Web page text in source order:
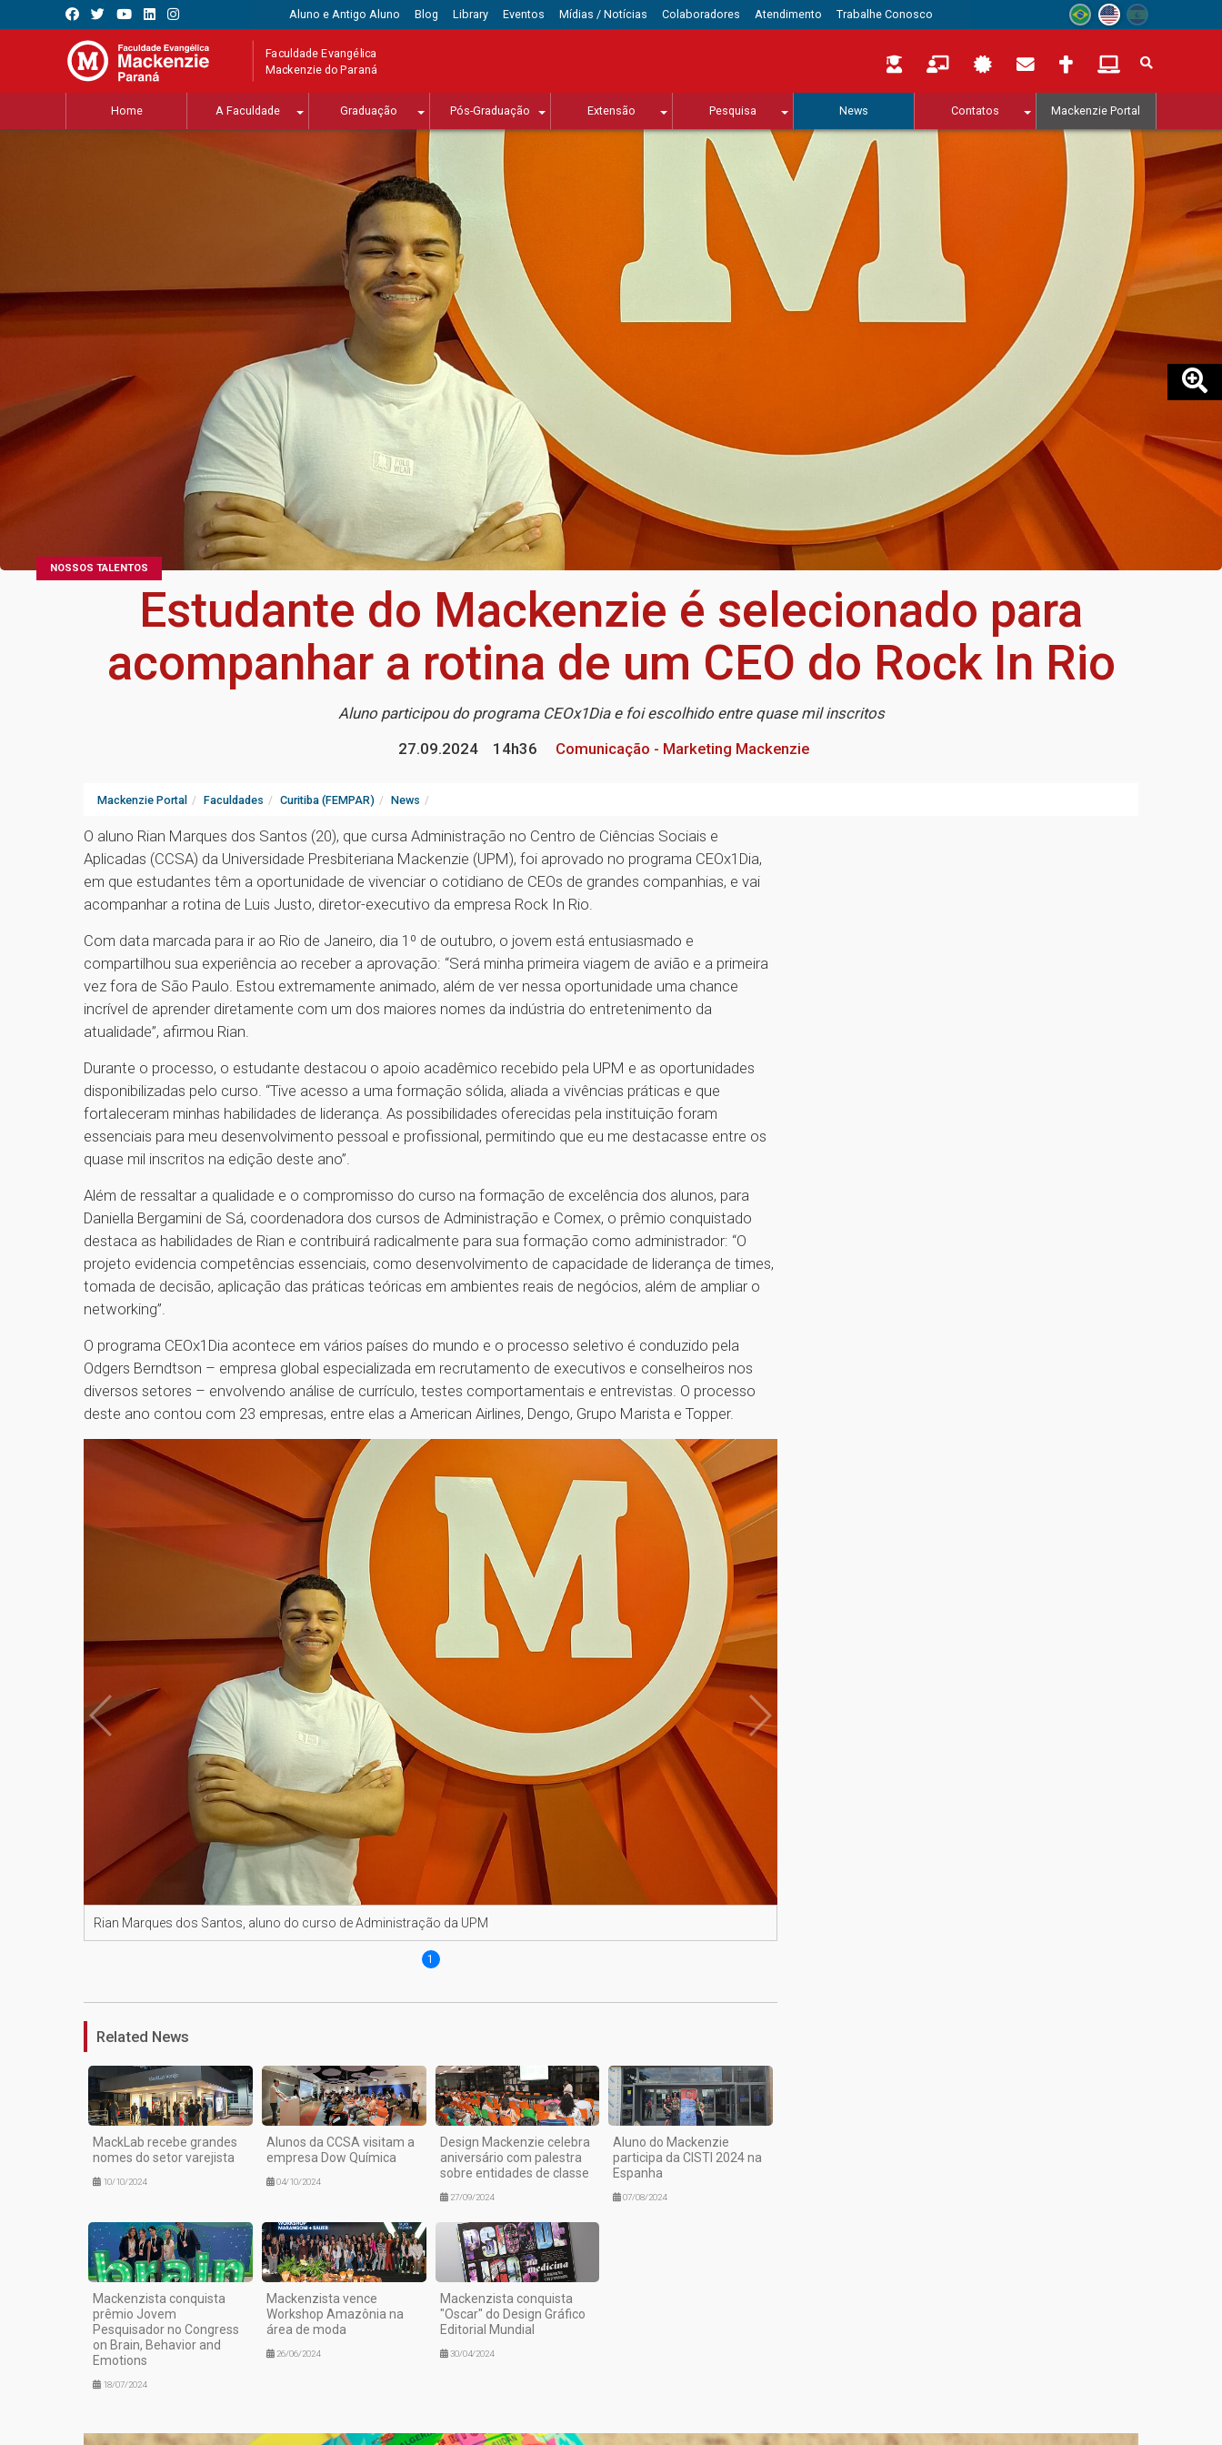
Aluno e Antigo Aluno Blog Library Eventos Mídias / Notícias Colaboradores Atendimento Trabalhe Conosco
Faculdade Evangélica
Mackenzie do Paraná
Home A Faculdade Graduação Pós-Graduação Extensão Pesquisa News Contatos Mackenzie Portal
NOSSOS TALENTOS
Estudante do Mackenzie é selecionado para
acompanhar a rotina de um CEO do Rock In Rio
Aluno participou do programa CEOx1Dia e foi escolhido entre quase mil inscritos
27.09.2024
14h36 Comunicação - Marketing Mackenzie
Mackenzie Portal Faculdades Curitiba (FEMPAR) News
O aluno Rian Marques dos Santos (20), que cursa Administração no Centro de Ciências Sociais e
Aplicadas (CCSA) da Universidade Presbiteriana Mackenzie (UPM), foi aprovado no programa CEOx1Dia,
em que estudantes têm a oportunidade de vivenciar o cotidiano de CEOs de grandes companhias, e vai
acompanhar a rotina de Luis Justo, diretor-executivo da empresa Rock In Rio.
Com data marcada para ir ao Rio de Janeiro, dia 1º de outubro, o jovem está entusiasmado e
compartilhou sua experiência ao receber a aprovação: “Será minha primeira viagem de avião e a primeira
vez fora de São Paulo. Estou extremamente animado, além de ver nessa oportunidade uma chance
incrível de aprender diretamente com um dos maiores nomes da indústria do entretenimento da
atualidade”, afirmou Rian.
Durante o processo, o estudante destacou o apoio acadêmico recebido pela UPM e as oportunidades
disponibilizadas pelo curso. “Tive acesso a uma formação sólida, aliada a vivências práticas e que
fortaleceram minhas habilidades de liderança. As possibilidades oferecidas pela instituição foram
essenciais para meu desenvolvimento pessoal e profissional, permitindo que eu me destacasse entre os
quase mil inscritos na edição deste ano”.
Além de ressaltar a qualidade e o compromisso do curso na formação de excelência dos alunos, para
Daniella Bergamini de Sá, coordenadora dos cursos de Administração e Comex, o prêmio conquistado
destaca as habilidades de Rian e contribuirá radicalmente para sua formação como administrador: “O
projeto evidencia competências essenciais, como desenvolvimento de capacidade de liderança de times,
tomada de decisão, aplicação das práticas teóricas em ambientes reais de negócios, além de ampliar o
networking”.
O programa CEOx1Dia acontece em vários países do mundo e o processo seletivo é conduzido pela
Odgers Berndtson – empresa global especializada em recrutamento de executivos e conselheiros nos
diversos setores – envolvendo análise de currículo, testes comportamentais e entrevistas. O processo
deste ano contou com 23 empresas, entre elas a American Airlines, Dengo, Grupo Marista e Topper.
Rian Marques dos Santos, aluno do curso de Administração da UPM
1
Related News
MackLab recebe grandes
nomes do setor varejista
10/10/2024
Alunos da CCSA visitam a
empresa Dow Química
04/10/2024
Design Mackenzie celebra
aniversário com palestra
sobre entidades de classe
27/09/2024
Aluno do Mackenzie
participa da CISTI 2024 na
Espanha
07/08/2024
Mackenzista conquista
prêmio Jovem
Pesquisador no Congress
on Brain, Behavior and
Emotions
18/07/2024
Mackenzista vence
Workshop Amazônia na
área de moda
26/06/2024
Mackenzista conquista
"Oscar" do Design Gráfico
Editorial Mundial
30/04/2024